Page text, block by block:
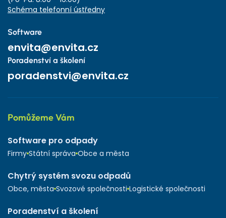
Schéma telefonní ústředny
Software
envita@envita.cz
Poradenství a školení
poradenstvi@envita.cz
Pomůžeme Vám
Software pro odpady
Firmy Státní správa Obce a města
Chytrý systém svozu odpadů
Obce, města Svozové společnosti Logistické společnosti
Poradenství a školení